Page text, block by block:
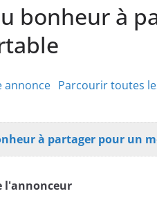
bonheur à
annonce Parcourir toutes
à partager pour un
l'annonceur